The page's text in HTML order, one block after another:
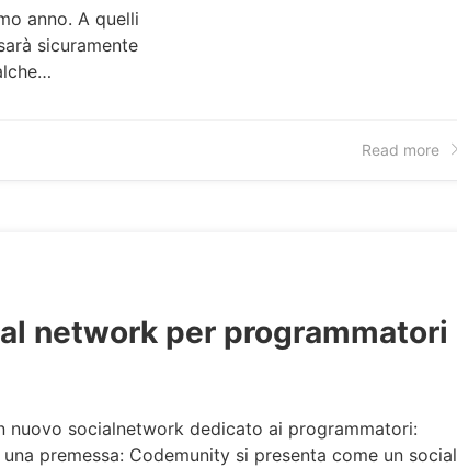
anno. A quelli
sicuramente
Read more
network per programmatori
nuovo socialnetwork dedicato ai programmatori:
premessa: Codemunity si presenta come un social